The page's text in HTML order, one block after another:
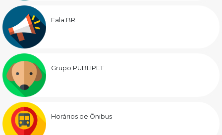
Fala.BR
Grupo PUBLIPET
Horários de Ônibus